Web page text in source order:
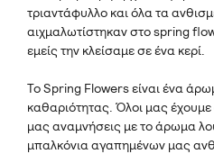
τριαντάφυλλο και όλα τα
αιχμαλωτίστηκαν στο spring
εμείς την κλείσαμε σε ένα κερί.
Το Spring Flowers είναι ένα
καθαριότητας. Όλοι μας
μας αναμνήσεις με το άρωμα
μπαλκόνια αγαπημένων μας